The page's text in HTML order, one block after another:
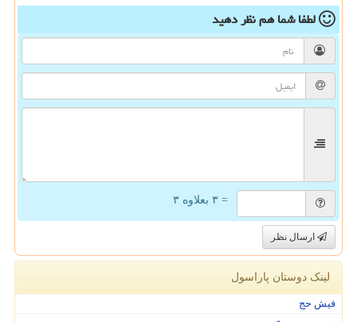
لطفا شما همنظر دهید
= ۳ بعلاوه ۳
ارسال نظر
لینک دوستان پاراسول
فیش حج